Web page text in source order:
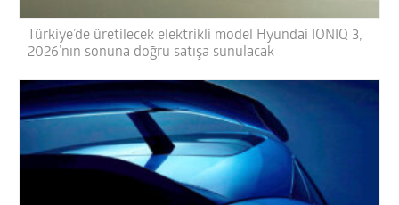
Türkiye’de üretilecek elektrikli model Hyundai IONIQ 3,
2026’nın sonuna doğru satışa sunulacak